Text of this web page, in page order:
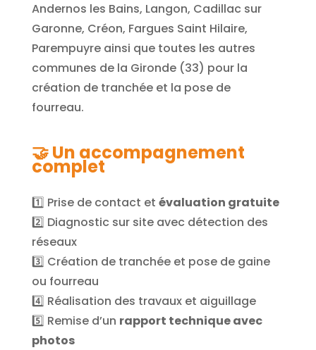
Andernos les Bains, Langon, Cadillac sur
Garonne, Créon, Fargues Saint Hilaire,
Parempuyre ainsi que toutes les autres
communes de la Gironde (33) pour la
création de tranchée et la pose de
fourreau.
🤝 Un accompagnement
complet
1️⃣ Prise de contact et évaluation gratuite
2️⃣ Diagnostic sur site avec détection des
réseaux
3️⃣ Création de tranchée et pose de gaine
ou fourreau
4️⃣ Réalisation des travaux et aiguillage
5️⃣ Remise d’un rapport technique avec
photos